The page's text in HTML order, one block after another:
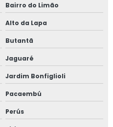
Bairro do Limão
Alto da Lapa
Butantã
Jaguaré
Jardim Bonfiglioli
Pacaembú
Perús